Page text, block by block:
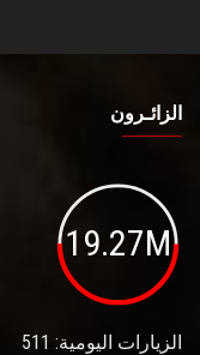
الزائـرون
19.27M
الزيارات اليومية: 511